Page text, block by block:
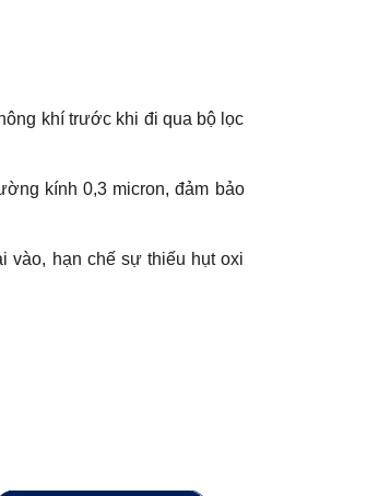
khí trước khi đi qua bộ lọc
kính 0,3 micron, đảm bảo
vào, hạn chế sự thiếu hụt oxi